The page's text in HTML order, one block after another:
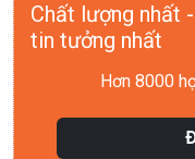
Chất lượng nhất
tin tưởng nhất
Hơn 8000